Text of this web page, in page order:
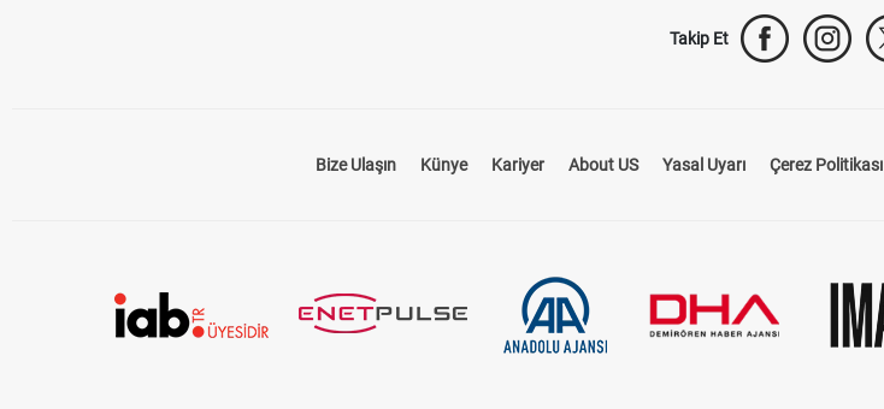
Takip Et
Bize Ulaşın Künye Kariyer About US Yasal Uyarı Çerez Politikası